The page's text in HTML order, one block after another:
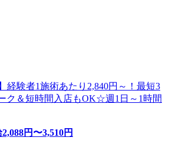
経験者1施術あたり2,840円～！最短3
ク＆短時間入店もOK☆週1日～1時間
2,088円〜3,510円